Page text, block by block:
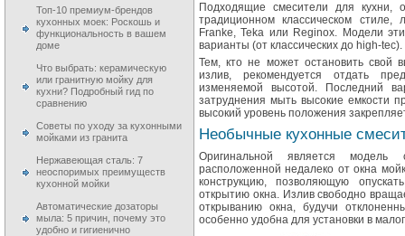
Подходящие смесители для
традиционном классическом
Franke, Teka или Reginox. Модели
варианты (от классических до high-tec).
Тем, кто не может остановить свой
излив, рекомендуется отдать
изменяемой высотой. Последний
затруднения мыть высокие емкости
высокий уровень положения
Необычные кухонные
Оригинальной является модель
расположенной недалеко от окна
конструкцию, позволяющую
открытию окна. Излив свободно
открыванию окна, будучи
особенно удобна для установки в
Топ-10 премиум-брендов
кухонных моек: Роскошь и
функциональность в вашем
доме
Что выбрать: керамическую
или гранитную мойку для
кухни? Подробный гид по
сравнению
Советы по уходу за кухонными
мойками из гранита
Нержавеющая сталь: 7
неоспоримых преимуществ
кухонной мойки
Автоматические дозаторы
мыла: 5 причин, почему это
удобно и гигиенично